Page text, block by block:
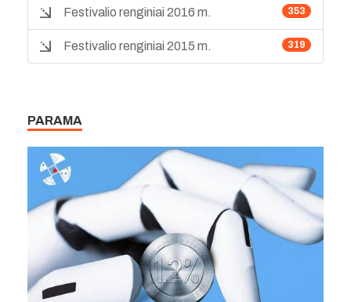
353
Festivalio renginiai 2016 m.
319
Festivalio renginiai 2015 m.
PARAMA